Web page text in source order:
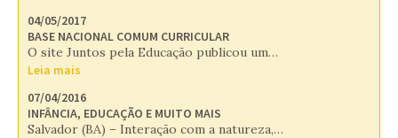
04/05/2017
BASE NACIONAL COMUM CURRICULAR
O site Juntos pela Educação publicou um…
Leia mais
07/04/2016
INFÂNCIA, EDUCAÇÃO E MUITO MAIS
Salvador (BA) – Interação com a natureza,…